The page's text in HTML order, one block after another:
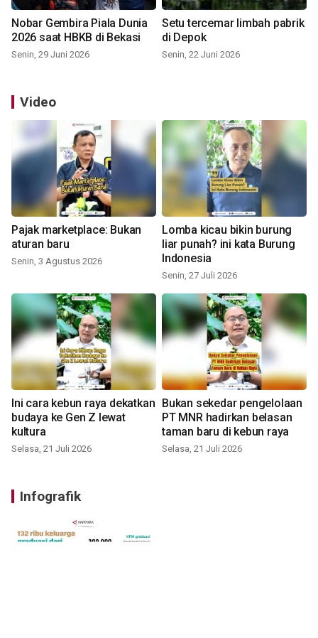
Nobar Gembira Piala Dunia
2026 saat HBKB di Bekasi
Senin, 29 Juni 2026
Setu tercemar limbah pabrik
di Depok
Senin, 22 Juni 2026
Video
Pajak marketplace: Bukan
aturan baru
Senin, 3 Agustus 2026
Lomba kicau bikin burung
liar punah? ini kata Burung
Indonesia
Senin, 27 Juli 2026
Ini cara kebun raya dekatkan
budaya ke Gen Z lewat
kultura
Selasa, 21 Juli 2026
Bukan sekedar pengelolaan
PT MNR hadirkan belasan
taman baru di kebun raya
Selasa, 21 Juli 2026
Infografik